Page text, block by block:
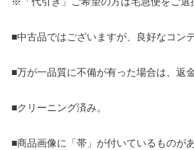
■中古品ではございますが、良好なコン
■万が一品質に不備が有った場合は、返金
■クリーニング済み。
■商品画像に「帯」が付いているものが